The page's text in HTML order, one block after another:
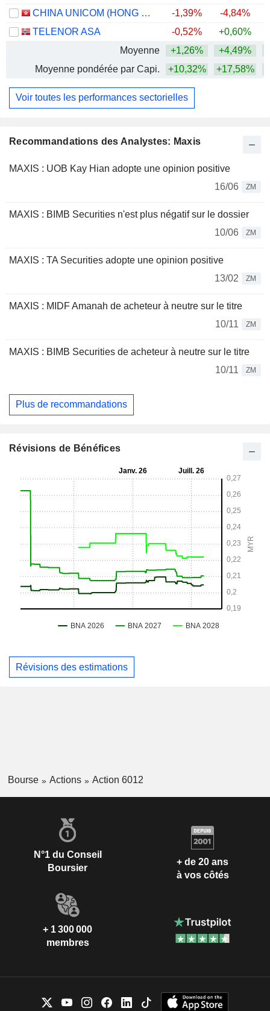
Recommandations des Analystes: Maxis
MAXIS : UOB Kay Hian adopte une opinion positive
16/06
ZM
MAXIS : BIMB Securities n'est plus négatif sur le dossier
10/06
ZM
MAXIS : TA Securities adopte une opinion positive
13/02
ZM
MAXIS : MIDF Amanah de acheteur à neutre sur le titre
10/11
ZM
MAXIS : BIMB Securities de acheteur à neutre sur le titre
10/11
ZM
Plus de recommandations
CHINA UNICOM (HONG KONG) LIMITED
-1,39% -4,84%
TELENOR ASA
-0,52% +0,60%
Moyenne
+1,26% +4,49%
Moyenne pondérée par Capi.
+10,32% +17,58%
Voir toutes les performances sectorielles
Révisions de Bénéfices
Révisions des estimations
Bourse Actions Action 6012
N°1 du Conseil
Boursier
+ de 20 ans
à vos côtés
+ 1 300 000
membres